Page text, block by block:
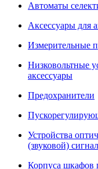
Автоматы
Аксессуары для
Измерительные
Низковольтные
аксессуары
Предохранители
Устройства
(звуковой)
Корпуса шкафов